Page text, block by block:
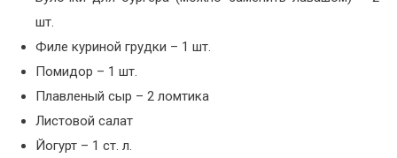
шт.
Филе куриной грудки – 1 шт.
Помидор – 1 шт.
Плавленый сыр – 2 ломтика
Листовой салат
Йогурт – 1 ст. л.